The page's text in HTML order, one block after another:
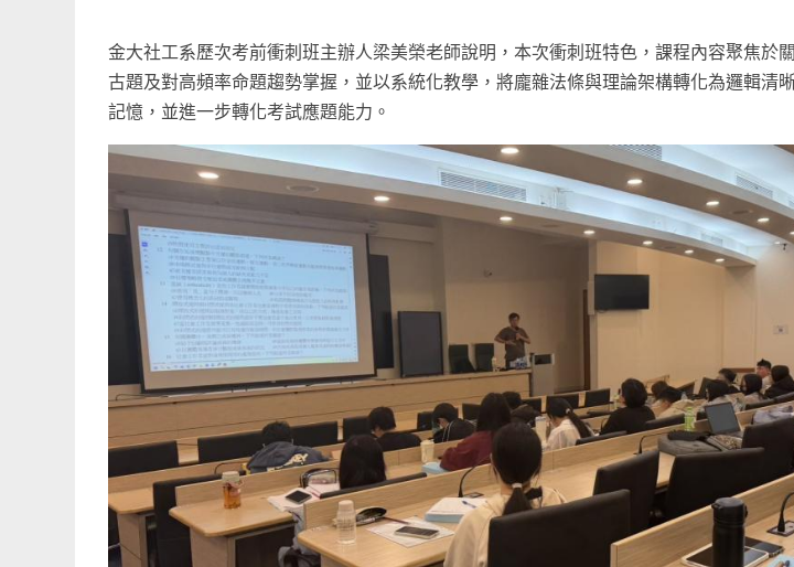
金大社工系歷次考前衝刺班主辦人梁美榮老師說明，本次衝刺班特色，課程內容聚焦於
古題及對高頻率命題趨勢掌握，並以系統化教學，將龐雜法條與理論架構轉化為邏輯清
記憶，並進一步轉化考試應題能力。